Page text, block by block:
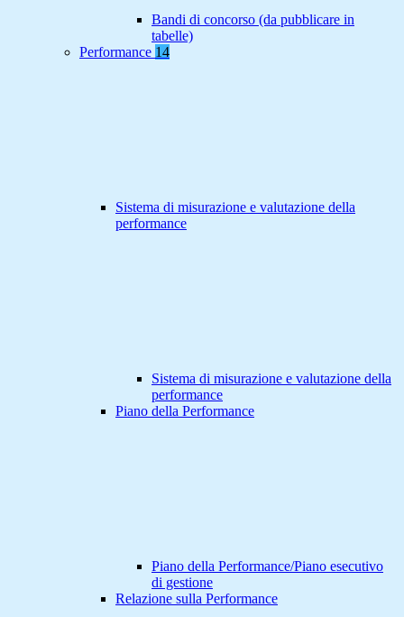
Bandi di concorso (da pubblicare in
tabelle)
Performance 14
Sistema di misurazione e valutazione della
performance
Sistema di misurazione e valutazione della
performance
Piano della Performance
Piano della Performance/Piano esecutivo
di gestione
Relazione sulla Performance